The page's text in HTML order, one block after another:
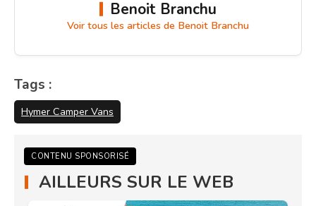
Benoit Branchu
Voir tous les articles de Benoit Branchu
Tags :
Hymer Camper Vans
CONTENU SPONSORISÉ
AILLEURS SUR LE WEB